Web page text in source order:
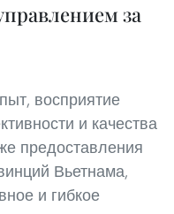
за
восприятие
и качества
предоставления
Вьетнама,
и гибкое